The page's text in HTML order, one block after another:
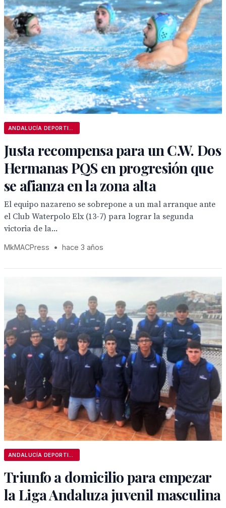
Justa recompensa para un C.W. Dos
Hermanas PQS en progresión que
se afianza en la zona alta
El equipo nazareno se sobrepone a un mal arranque ante
el Club Waterpolo Elx (13-7) para lograr la segunda
victoria de la...
MkMACPress • hace 3 años
Triunfo a domicilio para empezar
la Liga Andaluza juvenil masculina